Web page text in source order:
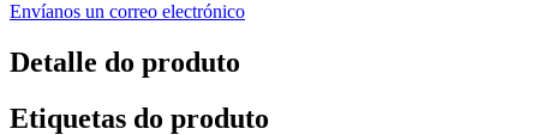
Envíanos un correo electrónico
Detalle do produto
Etiquetas do produto